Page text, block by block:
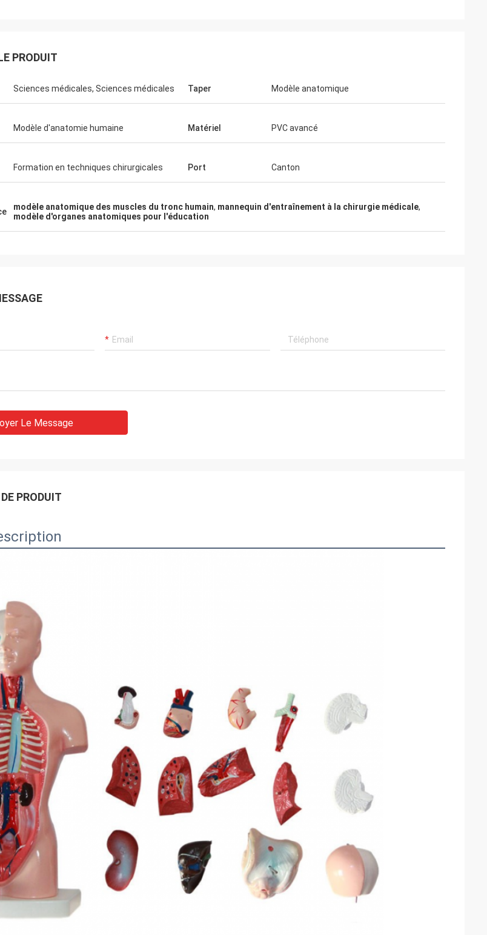
PRODUIT
Sciences médicales, Sciences médicales Taper Modèle anatomique
Modèle d'anatomie humaine Matériel PVC avancé
Formation en techniques chirurgicales Port Canton
modèle anatomique des muscles du tronc humain, mannequin d'entraînement à la chirurgie médicale,
modèle d'organes anatomiques pour l'éducation
Le Message
PRODUIT